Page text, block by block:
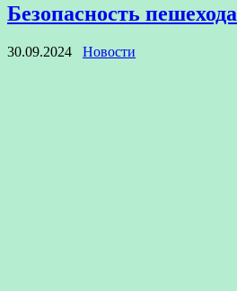
Безопасность пешехода
30.09.2024 Новости